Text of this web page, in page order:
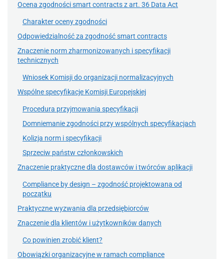
Ocena zgodności smart contracts z art. 36 Data Act
Charakter oceny zgodności
Odpowiedzialność za zgodność smart contracts
Znaczenie norm zharmonizowanych i specyfikacji
technicznych
Wniosek Komisji do organizacji normalizacyjnych
Wspólne specyfikacje Komisji Europejskiej
Procedura przyjmowania specyfikacji
Domniemanie zgodności przy wspólnych specyfikacjach
Kolizja norm i specyfikacji
Sprzeciw państw członkowskich
Znaczenie praktyczne dla dostawców i twórców aplikacji
Compliance by design – zgodność projektowana od
początku
Praktyczne wyzwania dla przedsiębiorców
Znaczenie dla klientów i użytkowników danych
Co powinien zrobić klient?
Obowiązki organizacyjne w ramach compliance